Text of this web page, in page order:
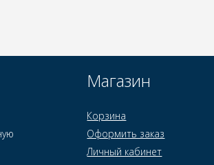
Магазин
Корзина
Оформить заказ
Личный кабинет